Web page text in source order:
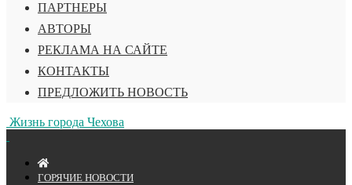
ПАРТНЕРЫ
АВТОРЫ
РЕКЛАМА НА САЙТЕ
КОНТАКТЫ
ПРЕДЛОЖИТЬ НОВОСТЬ
Жизнь города Чехова
ГОРЯЧИЕ НОВОСТИ